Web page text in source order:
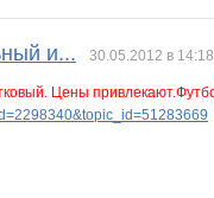
и... 30.05.2012 в 14:18
Цены